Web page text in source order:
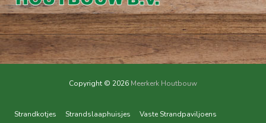
Copyright © 2026 Meerkerk Houtbouw
Strandkotjes Strandslaaphuisjes Vaste Strandpaviljoens